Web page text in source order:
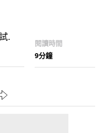
閱讀時間
9分鐘